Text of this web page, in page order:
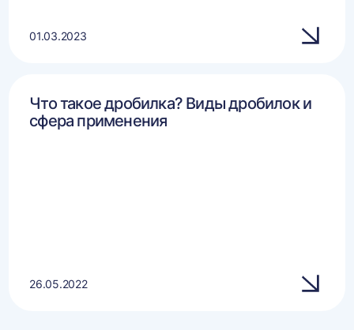
01.03.2023
Что такое дробилка? Виды дробилок и
сфера применения
26.05.2022